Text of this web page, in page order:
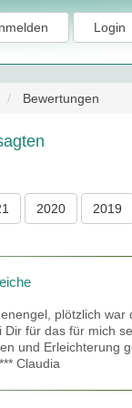
Login
Bewertungen
2020 2019
plötzlich
Dir für das für mich
und Erleichterung
Claudia